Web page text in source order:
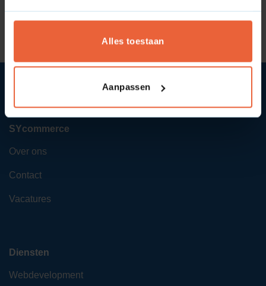
Alles toestaan
Aanpassen
Wat zijn schaalvoordelen? Wat is een winkelschap?
SYcommerce
Over ons
Contact
Vacatures
Diensten
Webdevelopment